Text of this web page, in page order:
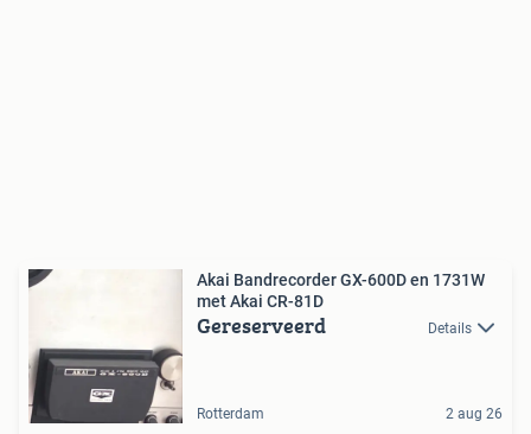
Akai Bandrecorder GX-600D en 1731W
met Akai CR-81D
Gereserveerd Details
Rotterdam 2 aug 26